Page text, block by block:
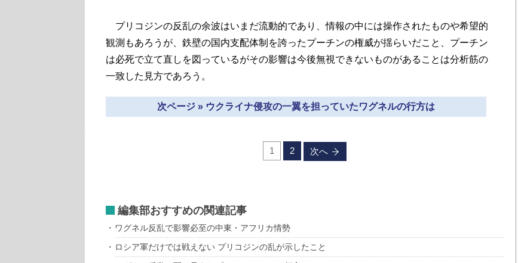
プリコジンの反乱の余波はいまだ流動的であり、情報の中には操作されたものや希望的
観測もあろうが、鉄壁の国内支配体制を誇ったプーチンの権威が揺らいだこと、プーチン
は必死で立て直しを図っているがその影響は今後無視できないものがあることは分析筋の
一致した見方であろう。
次ページ » ウクライナ侵攻の一翼を担っていたワグネルの行方は
1 2 次へ
編集部おすすめの関連記事
ワグネル反乱で影響必至の中東・アフリカ情勢
ロシア軍だけでは戦えない プリコジンの乱が示したこと